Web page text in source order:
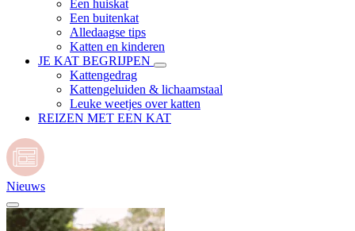
Een huiskat
Een buitenkat
Alledaagse tips
Katten en kinderen
JE KAT BEGRIJPEN
Kattengedrag
Kattengeluiden & lichaamstaal
Leuke weetjes over katten
REIZEN MET EEN KAT
Nieuws